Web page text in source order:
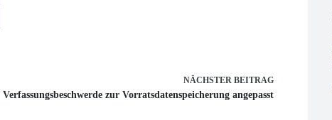
NÄCHSTER BEITRAG
Verfassungsbeschwerde zur Vorratsdatenspeicherung angepasst